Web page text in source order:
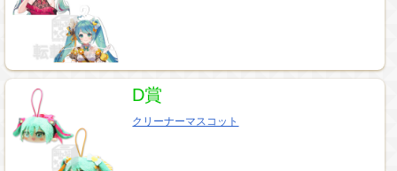
D賞
クリーナーマスコット